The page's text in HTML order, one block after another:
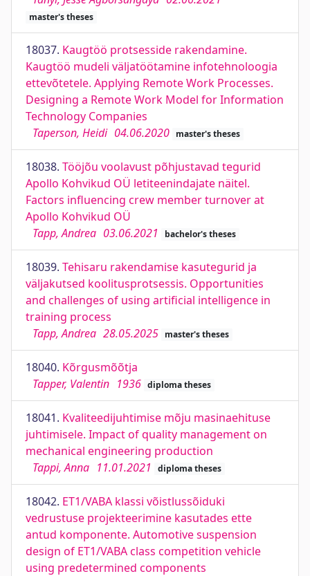
master's theses
18037. Kaugtöö protsesside rakendamine.
Kaugtöö mudeli väljatöötamine infotehnoloogia
ettevõtetele. Applying Remote Work Processes.
Designing a Remote Work Model for Information
Technology Companies
Taperson, Heidi 04.06.2020 master's theses
18038. Tööjõu voolavust põhjustavad tegurid
Apollo Kohvikud OÜ letiteenindajate näitel.
Factors influencing crew member turnover at
Apollo Kohvikud OÜ
Tapp, Andrea 03.06.2021 bachelor's theses
18039. Tehisaru rakendamise kasutegurid ja
väljakutsed koolitusprotsessis. Opportunities
and challenges of using artificial intelligence in
training process
Tapp, Andrea 28.05.2025 master's theses
18040. Kõrgusmõõtja
Tapper, Valentin 1936 diploma theses
18041. Kvaliteedijuhtimise mõju masinaehituse
juhtimisele. Impact of quality management on
mechanical engineering production
Tappi, Anna 11.01.2021 diploma theses
18042. ET1/VABA klassi võistlussõiduki
vedrustuse projekteerimine kasutades ette
antud komponente. Automotive suspension
design of ET1/VABA class competition vehicle
using predetermined components